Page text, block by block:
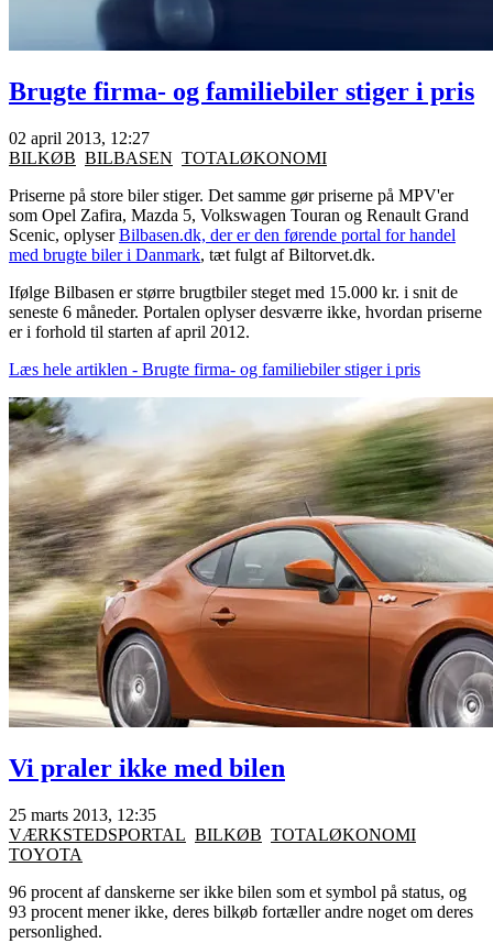
Brugte firma- og familiebiler stiger i pris
02 april 2013, 12:27
BILKØB BILBASEN TOTALØKONOMI
Priserne på store biler stiger. Det samme gør priserne på MPV'er
som Opel Zafira, Mazda 5, Volkswagen Touran og Renault Grand
Scenic, oplyserBilbasen.dk, der er den førende portal for handel
med brugte biler i Danmark, tæt fulgt af Biltorvet.dk.
Ifølge Bilbasen er større brugtbiler steget med 15.000 kr. i snit de
seneste 6 måneder. Portalen oplyser desværre ikke, hvordan priserne
er i forhold til starten af april 2012.
Læs hele artiklen - Brugte firma- og familiebiler stiger i pris
Vi praler ikke med bilen
25 marts 2013, 12:35
VÆRKSTEDSPORTAL BILKØB TOTALØKONOMI
TOYOTA
96 procent af danskerne ser ikke bilen som et symbol på status, og
93 procent mener ikke, deres bilkøb fortæller andre noget om deres
personlighed.